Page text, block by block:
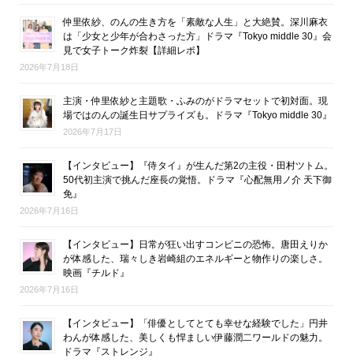
仲里依紗、のんの生き方を「素敵な人生」と大絶賛。深川麻衣
は「少女と少年が合わさった方」ドラマ『Tokyo middle 30』会
見で女子トーク炸裂【詳細レポ】
2026年7月18日
主演・仲里依紗と主題歌・ふみのがドラマセットで初対面。現
場ではのんの誕生日サプライズも。ドラマ『Tokyo middle 30』
2026年7月17日
【インタビュー】『侍タイ』が生んだ第2の主役・田村ツトム。
50代初主演で挑んだ座長の覚悟。ドラマ『心配無用ノ介 天下御
免』
2026年7月16日
【インタビュー】日常が狂い出すコンビニの恐怖。唐田えりか
が体感した、瑞々しき岩崎組のエネルギーと物作りの楽しさ。
映画『チルド』
2026年7月16日
【インタビュー】「俳優としてとても幸せな経験でした」円井
わんが体感した、美しくも悍ましい伊藤潤二ワールドの魅力。
ドラマ『ストレンジ』